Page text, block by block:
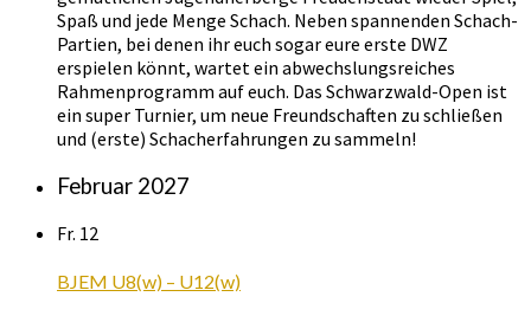
Spaß und jede Menge Schach. Neben spannenden Schach-
Partien, bei denen ihr euch sogar eure erste DWZ
erspielen könnt, wartet ein abwechslungsreiches
Rahmenprogramm auf euch. Das Schwarzwald-Open ist
ein super Turnier, um neue Freundschaften zu schließen
und (erste) Schacherfahrungen zu sammeln!
Februar 2027
Fr. 12
BJEM U8(w) – U12(w)